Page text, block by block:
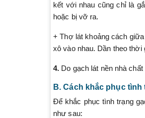
kết với nhau cũng chỉ là
hoặc bị vỡ ra.
+ Thợ lát khoảng cách
xô vào nhau. Dần theo
4. Do gạch lát nền nhà
B. Cách khắc phục
Để khắc phục tình trạng
như sau: